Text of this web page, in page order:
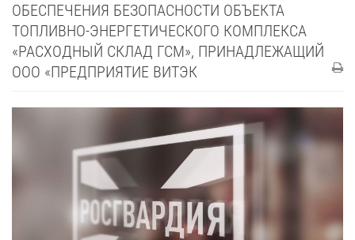
ОБЕСПЕЧЕНИЯ БЕЗОПАСНОСТИ ОБЪЕКТА
ТОПЛИВНО-ЭНЕРГЕТИЧЕСКОГО КОМПЛЕКСА
«РАСХОДНЫЙ СКЛАД ГСМ», ПРИНАДЛЕЖАЩИЙ
ООО «ПРЕДПРИЯТИЕ ВИТЭК